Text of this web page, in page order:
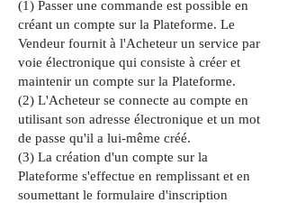
(1) Passer une commande est possible en
créant un compte sur la Plateforme. Le
Vendeur fournit à l'Acheteur un service par
voie électronique qui consiste à créer et
maintenir un compte sur la Plateforme.
(2) L'Acheteur se connecte au compte en
utilisant son adresse électronique et un mot
de passe qu'il a lui-même créé.
(3) La création d'un compte sur la
Plateforme s'effectue en remplissant et en
soumettant le formulaire d'inscription